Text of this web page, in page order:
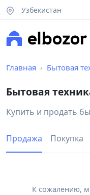
Узбекистан
Главная Бытовая
Бытовая
Купить и продать
Продажа Покупка
К сожалению,